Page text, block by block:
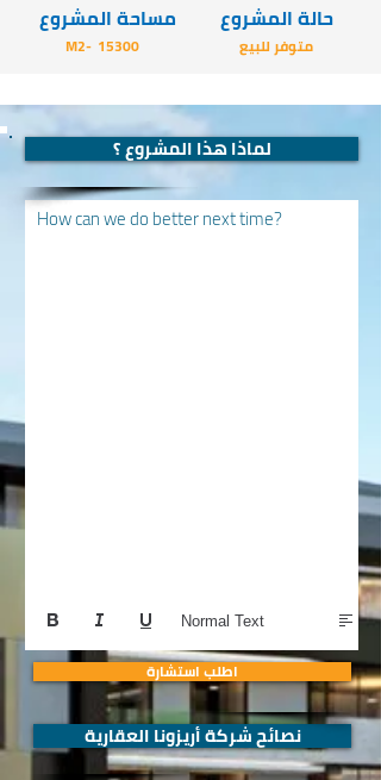
مساحة المشروع
15300
-M2
حالة المشروع
متوفر للبيع
How can we do better next time?
Normal Text
لماذا هذا المشروع ؟
نصائح شركة أريزونا العقارية
اطلب استشارة